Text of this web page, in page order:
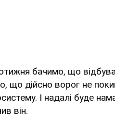
бачимо, що
що дійсно ворог не
І надалі буде
він.